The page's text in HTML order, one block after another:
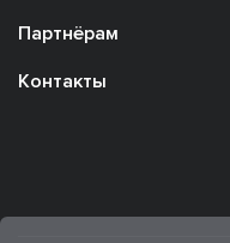
Партнёрам
Контакты